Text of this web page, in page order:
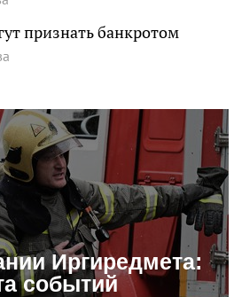
признать банкротом
Иргиредмета:
событий